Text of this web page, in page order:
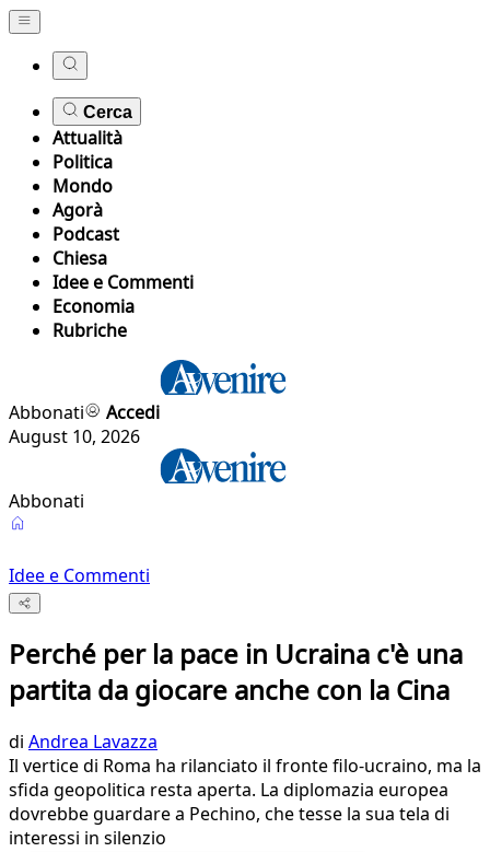
Cerca
Attualità
Politica
Mondo
Agorà
Podcast
Chiesa
Idee e Commenti
Economia
Rubriche
Abbonati
Accedi
August 10, 2026
Abbonati
Idee e Commenti
Perché per la pace in Ucraina c'è una
partita da giocare anche con la Cina
di Andrea Lavazza
Il vertice di Roma ha rilanciato il fronte filo-ucraino, ma la
sfida geopolitica resta aperta. La diplomazia europea
dovrebbe guardare a Pechino, che tesse la sua tela di
interessi in silenzio